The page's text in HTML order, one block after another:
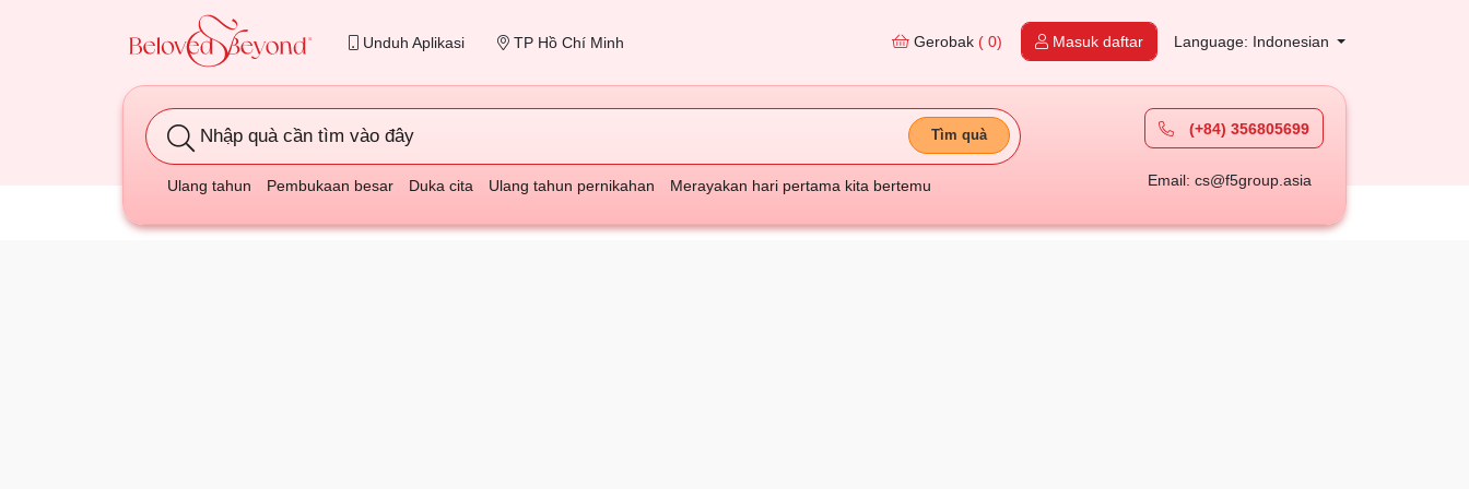
Unduh Aplikasi TP Hồ Chí Minh Gerobak ( 0) Masuk daftar Language: Indonesian
Nhập quà cần tìm vào đây Tìm quà
Ulang tahun Pembukaan besar Duka cita Ulang tahun pernikahan Merayakan hari pertama kita bertemu
(+84) 356805699
Email: cs@f5group.asia